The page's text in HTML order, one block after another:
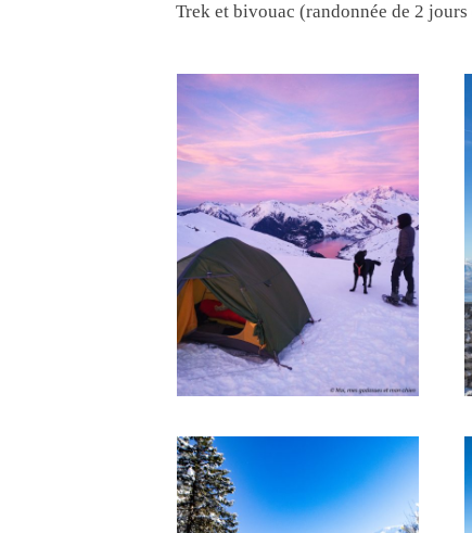
Trek et bivouac (randonnée de 2 jours